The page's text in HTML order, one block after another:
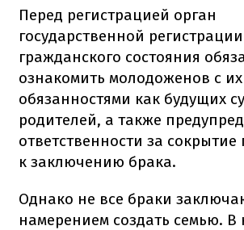
Перед регистрацией орган
государственной
гражданского состояния
ознакомить молодоженов с
обязанностями как будущих
родителей, а также
ответственности за сокрытие
к заключению брака.
Однако не все браки
намерением создать семью. В